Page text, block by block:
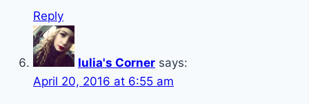
Reply
Iulia's Corner says:
April 20, 2016 at 6:55 am